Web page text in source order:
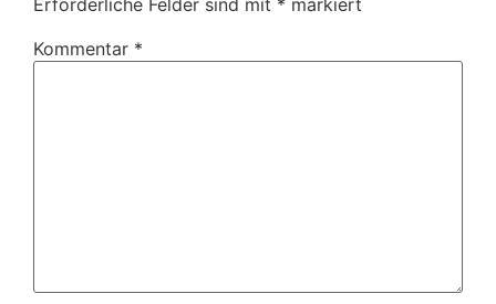
Erforderliche Felder sind mit * markiert
Kommentar *